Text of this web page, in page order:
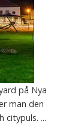
på Nya
man den
citypuls. ...